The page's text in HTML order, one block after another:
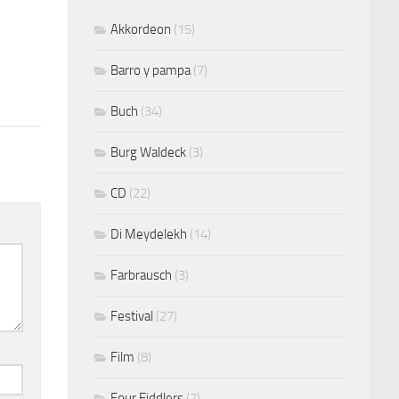
Akkordeon (15)
Barro y pampa(7)
Buch (34)
Burg Waldeck (3)
CD (22)
Di Meydelekh (14)
Farbrausch (3)
Festival (27)
Film (8)